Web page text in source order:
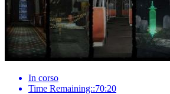
In corso
Time Remaining::70:20